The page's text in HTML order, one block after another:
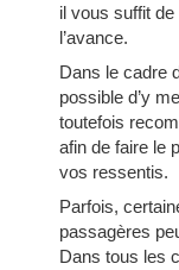
il vous suffit
l’avance.
Dans le cadre
possible d’y
toutefois
afin de faire le
vos ressentis.
Parfois,
passagères
Dans tous les